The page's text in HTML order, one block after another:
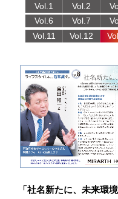
Vol.1 Vol.2
Vol.6
Vol.7
Vol.11
Vol.12
「社名新たに、未来環